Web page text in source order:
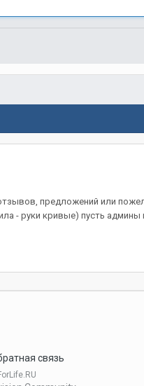
предложений или
- руки кривые) пусть
связь